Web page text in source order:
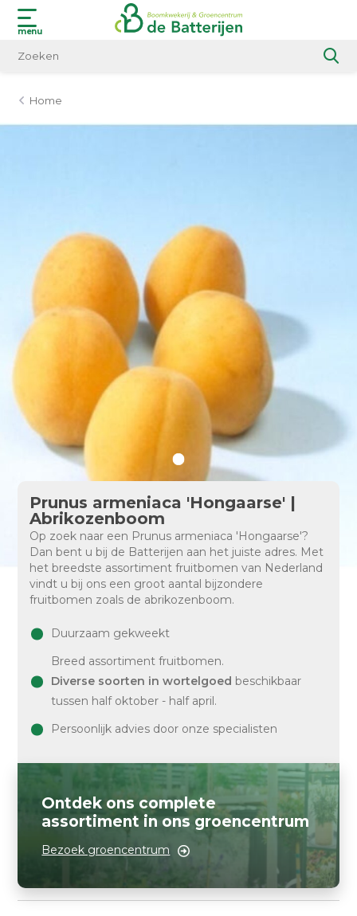
menu
Home
Prunus armeniaca 'Hongaarse' |
Abrikozenboom
Op zoek naar een Prunus armeniaca 'Hongaarse'?
Dan bent u bij de Batterijen aan het juiste adres. Met
het breedste assortiment fruitbomen van Nederland
vindt u bij ons een groot aantal bijzondere
fruitbomen zoals de abrikozenboom.
Duurzaam gekweekt
Breed assortiment fruitbomen.
Diverse soorten in wortelgoed beschikbaar
tussen half oktober - half april.
Persoonlijk advies door onze specialisten
Ontdek ons complete
assortiment in ons groencentrum
Bezoek groencentrum